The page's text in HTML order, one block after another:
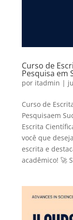
Curso de
Pesquisa em
por itadmin |
Curso de
Pesquisaem
Escrita
você que
escrita e
acadêmico! 🚀